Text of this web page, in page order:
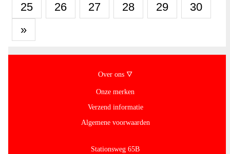
25
26 27 28 29
30
»
Over ons 🜄
Onze merken
Verzend informatie
Algemene voorwaarden
Stationsweg 65B